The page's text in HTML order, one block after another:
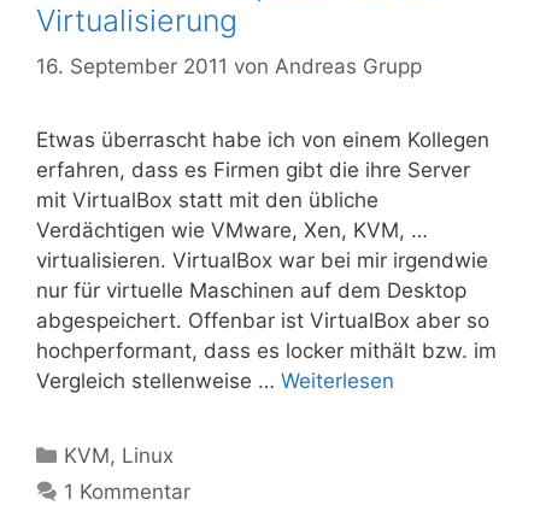
Virtualisierung
16. September 2011 von Andreas Grupp
Etwas überrascht habe ich von einem Kollegen
erfahren, dass es Firmen gibt die ihre Server
mit VirtualBox statt mit den übliche
Verdächtigen wie VMware, Xen, KVM, …
virtualisieren. VirtualBox war bei mir irgendwie
nur für virtuelle Maschinen auf dem Desktop
abgespeichert. Offenbar ist VirtualBox aber so
hochperformant, dass es locker mithält bzw. im
Vergleich stellenweise … Weiterlesen
Kategorien
KVM, Linux
1 Kommentar